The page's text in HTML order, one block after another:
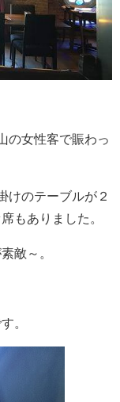
の女性客で賑わっ
けのテーブルが２
もありました。
敵～。
。